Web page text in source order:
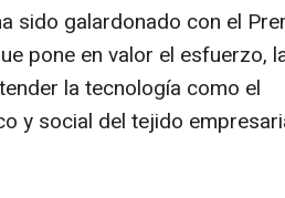
sido galardonado con el
pone en valor el esfuerzo,
la tecnología como el
y social del tejido